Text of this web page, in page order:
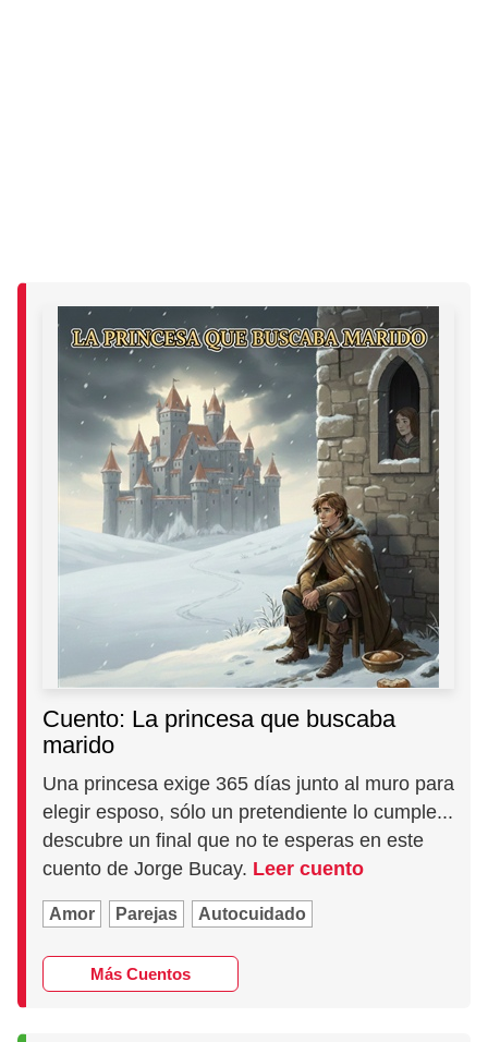
Cuento: La princesa que buscaba
marido
Una princesa exige 365 días junto al muro para
elegir esposo, sólo un pretendiente lo cumple...
descubre un final que no te esperas en este
cuento de Jorge Bucay. Leer cuento
Amor Parejas Autocuidado
Más Cuentos